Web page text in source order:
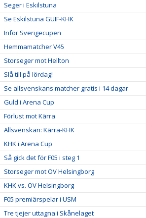
Seger i Eskilstuna
Se Eskilstuna GUIF-KHK
Inför Sverigecupen
Hemmamatcher V45
Storseger mot Hellton
Slå till på lördag!
Se allsvenskans matcher gratis i 14 dagar
Guld i Arena Cup
Förlust mot Kärra
Allsvenskan: Kärra-KHK
KHK i Arena Cup
Så gick det för F05 i steg 1
Storseger mot OV Helsingborg
KHK vs. OV Helsingborg
F05 premiärspelar i USM
Tre tjejer uttagna i Skånelaget